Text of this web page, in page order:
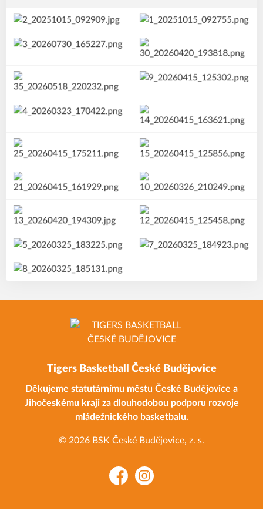
Tigers Basketball České Budějovice
Děkujeme statutárnímu městu České Budějovice a
Jihočeskému kraji za dlouhodobou podporu rozvoje
mládežnického basketbalu.
© 2026 BSK České Budějovice, z. s.
FacebookInstagram